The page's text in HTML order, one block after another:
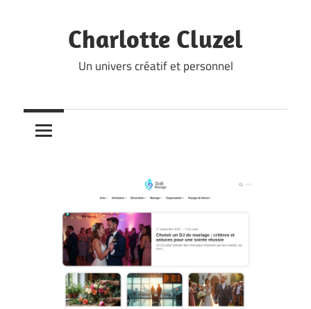
Charlotte Cluzel
Un univers créatif et personnel